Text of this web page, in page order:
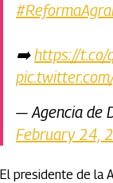
➡️https://t.co/
— Agencia de
February 24,
El presidente de la